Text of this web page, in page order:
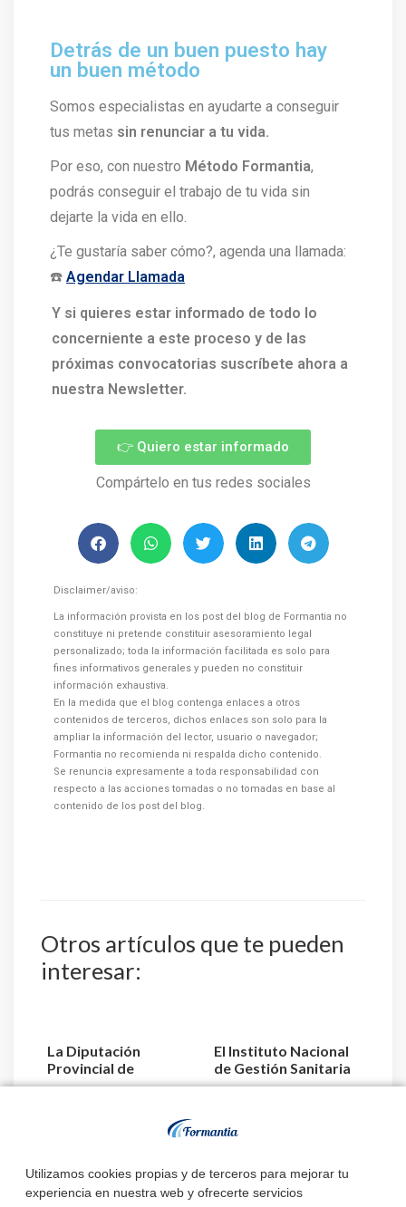
Utilizamos cookies propias y de terceros para mejorar tu
experiencia en nuestra web y ofrecerte servicios
Detrás de un buen puesto hay
un buen método
Somos especialistas en ayudarte a conseguir
tus metas sin renunciar a tu vida.
Por eso, con nuestro Método Formantia,
podrás conseguir el trabajo de tu vida sin
dejarte la vida en ello.
¿Te gustaría saber cómo?, agenda una llamada:
☎️ Agendar Llamada
Y si quieres estar informado de todo lo
concerniente a este proceso y de las
próximas convocatorias suscríbete ahora a
nuestra Newsletter.
👉 Quiero estar informado
Compártelo en tus redes sociales
Disclaimer/aviso:
La información provista en los post del blog de Formantia no
constituye ni pretende constituir asesoramiento legal
personalizado; toda la información facilitada es solo para
fines informativos generales y pueden no constituir
información exhaustiva.
En la medida que el blog contenga enlaces a otros
contenidos de terceros, dichos enlaces son solo para la
ampliar la información del lector, usuario o navegador;
Formantia no recomienda ni respalda dicho contenido.
Se renuncia expresamente a toda responsabilidad con
respecto a las acciones tomadas o no tomadas en base al
contenido de los post del blog.
Otros artículos que te pueden
interesar:
La Diputación
Provincial de
Valladolid convoca 3
El Instituto Nacional
de Gestión Sanitaria
aprueba la relaci...
convocatorias y
plazas de Enfermería